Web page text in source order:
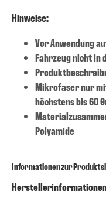
Hinweise:
Vor Anwendung
Fahrzeug nicht in
Mikrofaser nur
höchstens bis 60
Polyamide
Informationen zur